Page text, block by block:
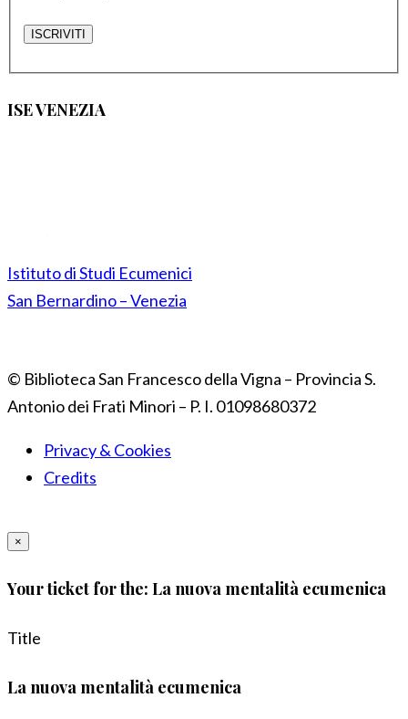
ISE VENEZIA
Istituto di Studi Ecumenici
San Bernardino – Venezia
© Biblioteca San Francesco della Vigna – Provincia S.
Antonio dei Frati Minori – P. I. 01098680372
Privacy & Cookies
Credits
×
Your ticket for the: La nuova mentalità ecumenica
Title
La nuova mentalità ecumenica